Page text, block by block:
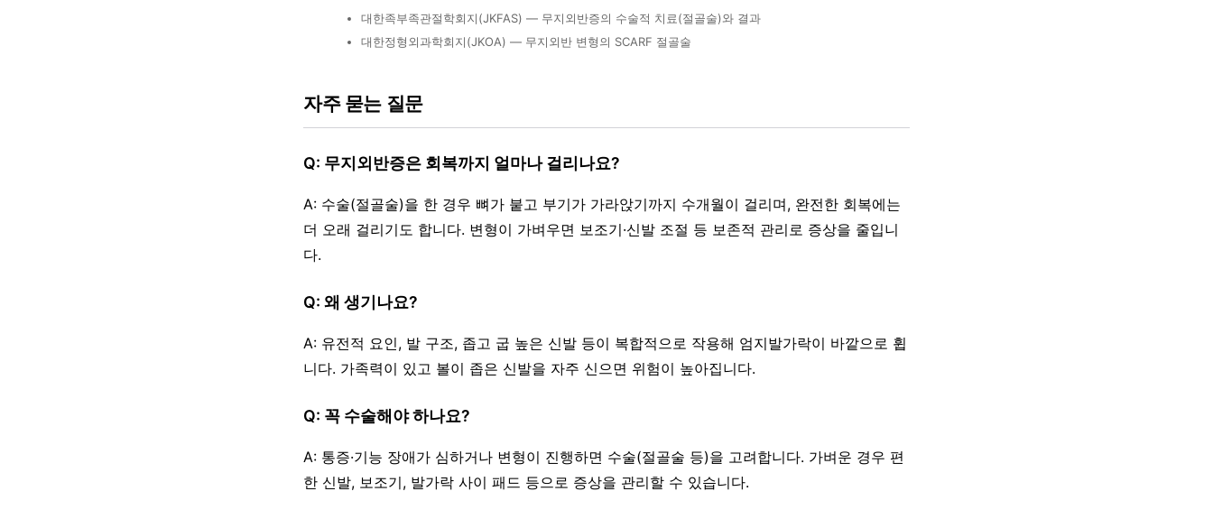
대한족부족관절학회지(JKFAS) — 무지외반증의 수술적 치료(절골술)와 결과
대한정형외과학회지(JKOA) — 무지외반 변형의 SCARF 절골술
자주 묻는 질문
Q: 무지외반증은 회복까지 얼마나 걸리나요?
A: 수술(절골술)을 한 경우 뼈가 붙고 부기가 가라앉기까지 수개월이 걸리며, 완전한 회복에는
더 오래 걸리기도 합니다. 변형이 가벼우면 보조기·신발 조절 등 보존적 관리로 증상을 줄입니
다.
Q: 왜 생기나요?
A: 유전적 요인, 발 구조, 좁고 굽 높은 신발 등이 복합적으로 작용해 엄지발가락이 바깥으로 휩
니다. 가족력이 있고 볼이 좁은 신발을 자주 신으면 위험이 높아집니다.
Q: 꼭 수술해야 하나요?
A: 통증·기능 장애가 심하거나 변형이 진행하면 수술(절골술 등)을 고려합니다. 가벼운 경우 편
한 신발, 보조기, 발가락 사이 패드 등으로 증상을 관리할 수 있습니다.